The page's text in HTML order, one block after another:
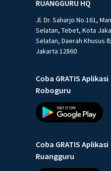
RUANGGURU HQ
Jl. Dr. Saharjo No.161,
Selatan, Tebet, Kota
Selatan, Daerah Khusus
Jakarta 12860
Coba GRATIS Aplikasi
Roboguru
Coba GRATIS Aplikasi
Ruangguru